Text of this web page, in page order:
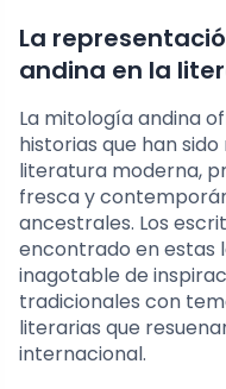
La
andina en la
La mitología andina
historias que han
literatura moderna,
fresca y
ancestrales. Los
encontrado en estas
inagotable de
tradicionales con
literarias que
internacional.